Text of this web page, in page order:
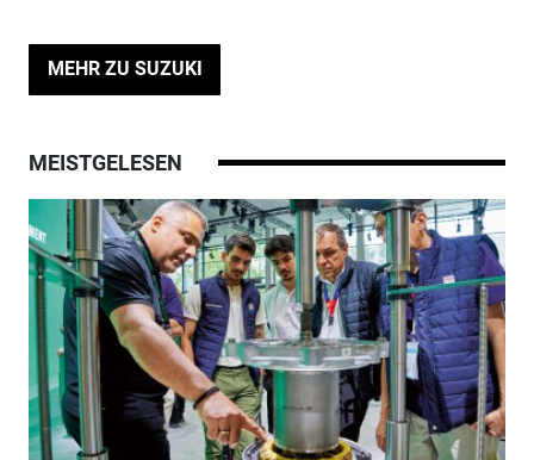
MEHR ZU SUZUKI
MEISTGELESEN